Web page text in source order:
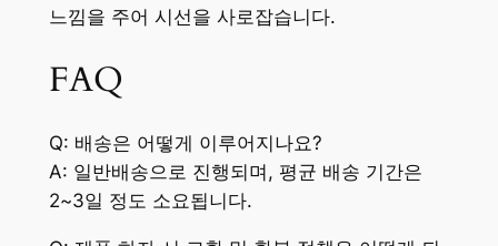
느낌을 주어 시선을 사로잡습니다.
FAQ
Q: 배송은 어떻게 이루어지나요?
A: 일반배송으로 진행되며, 평균 배송 기간은
2~3일 정도 소요됩니다.